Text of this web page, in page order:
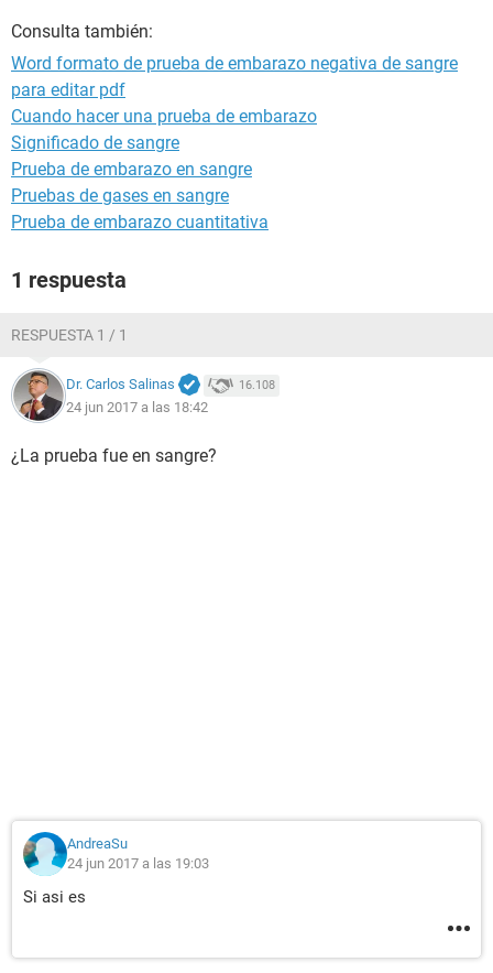
Consulta también:
Word formato de prueba de embarazo negativa de sangre
para editar pdf
Cuando hacer una prueba de embarazo
Significado de sangre
Prueba de embarazo en sangre
Pruebas de gases en sangre
Prueba de embarazo cuantitativa
1 respuesta
RESPUESTA 1 / 1
Dr. Carlos Salinas 16.108
24 jun 2017 a las 18:42
¿La prueba fue en sangre?
AndreaSu
24 jun 2017 a las 19:03
Si asi es